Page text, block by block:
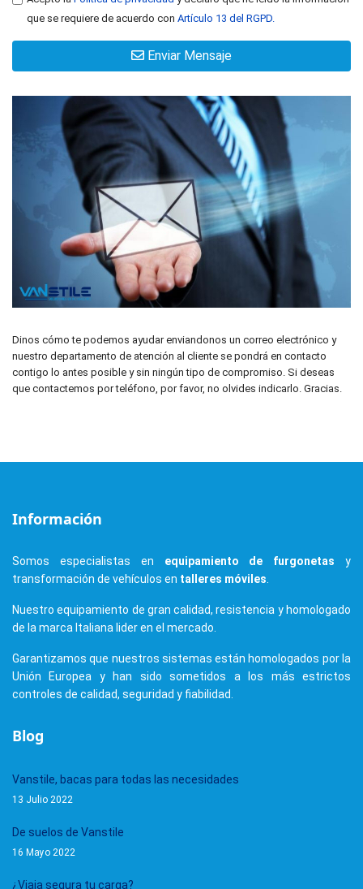
que se requiere de acuerdo con Artículo 13 del RGPD.
Enviar Mensaje
Dinos cómo te podemos ayudar enviandonos un correo electrónico y
nuestro departamento de atención al cliente se pondrá en contacto
contigo lo antes posible y sin ningún tipo de compromiso. Si deseas
que contactemos por teléfono, por favor, no olvides indicarlo. Gracias.
Información
Somos especialistas en equipamiento de furgonetas y
transformación de vehículos en talleres móviles
Nuestro equipamiento de gran calidad, resistencia y homologado
de la marca Italiana lider en el mercado.
Garantizamos que nuestros sistemas están homologados por la
Unión Europea y han sido sometidos a los más estrictos
controles de calidad, seguridad y fiabilidad.
Blog
Vanstile, bacas para todas las necesidades
13 Julio 2022
De suelos de Vanstile
16 Mayo 2022
¿Viaja segura tu carga?